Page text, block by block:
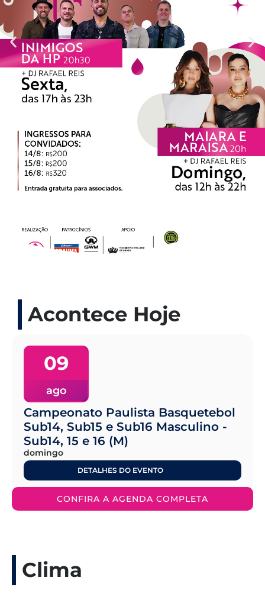
Acontece Hoje
09
ago
Campeonato Paulista Basquetebol
Sub14, Sub15 e Sub16 Masculino -
Sub14, 15 e 16 (M)
domingo
DETALHES DO EVENTO
CONFIRA A AGENDA COMPLETA
Clima